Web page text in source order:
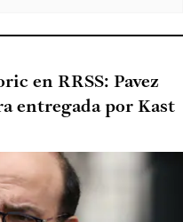
en RRSS: Pavez
entregada por Kast